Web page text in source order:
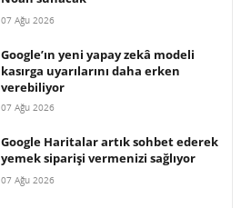
07 Ağu 2026
Google’ın yeni yapay zekâ modeli
kasırga uyarılarını daha erken
verebiliyor
07 Ağu 2026
Google Haritalar artık sohbet ederek
yemek siparişi vermenizi sağlıyor
07 Ağu 2026